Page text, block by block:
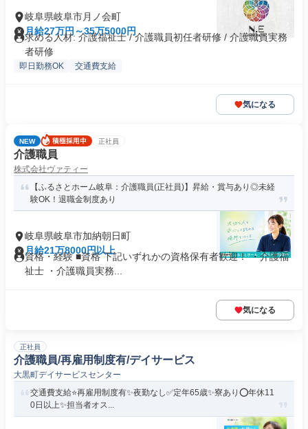
岐阜県岐阜市月ノ会町
月給27万円～35万5000円
求める人材: 介護福祉士 / 介護職員初任者研修 / 介護職員実務
者研修
即日勤務OK 交通費支給
気になる
NEW 正社員
介護職員
株式会社ヴァティー
【ふるさとホーム岐阜：介護職員(正社員)】昇給・賞与あり◎未経
験OK！退職金制度あり
岐阜県岐阜市加納朝日町
月給21万8000円以上
資格・経験 ■資格 下記いずれかの資格保有者歓迎！ ・介護福
祉士 ・介護職員実務...
気になる
正社員
介護職員/再雇用制度有/デイサービス
大黒町デイサービスセンター
交通費支給⭐️再雇用制度有✨夜勤なし✅️定年65歳✨寮あり⭕️年休11
0日以上✨担当者オス...